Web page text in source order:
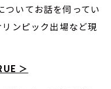
ついてお話を伺ってい
リンピック出場など現
＞